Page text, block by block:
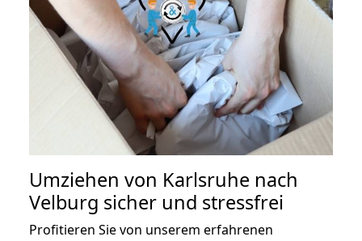
Umziehen von Karlsruhe nach
Velburg sicher und stressfrei
Profitieren Sie von unserem erfahrenen